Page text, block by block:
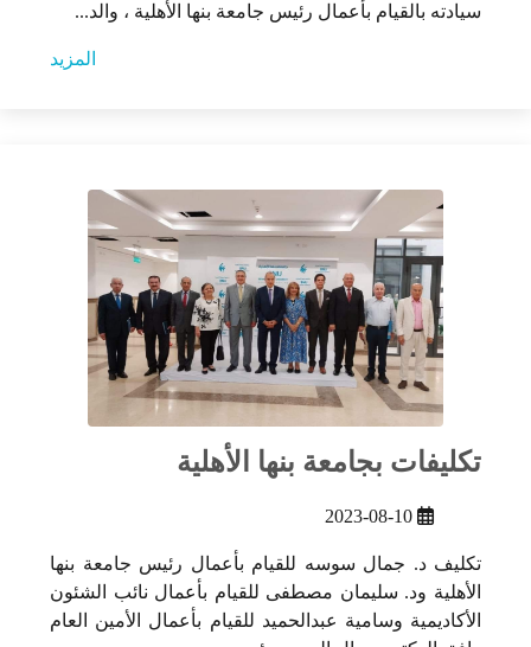
سيادته بالقيام بأعمال رئيس جامعة بنها الأهلية ، والد...
المزيد
تكليفات بجامعة بنها الأهلية
2023-08-10
تكليف د. جمال سوسه للقيام بأعمال رئيس جامعة بنها
الأهلية ود. سليمان مصطفى للقيام بأعمال نائب الشئون
الأكاديمية وسامية عبدالحميد للقيام بأعمال الأمين العام